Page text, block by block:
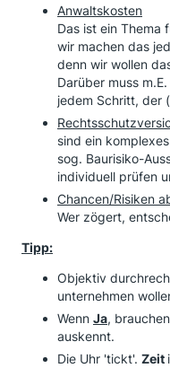
Anwaltskosten
Das ist ein Thema
wir machen das
denn wir wollen
Darüber muss
jedem Schritt, der
sind ein
sog. Baurisiko-
individuell prüfen
Chancen/Risiken
Wer zögert,
Tipp:
Objektiv
unternehmen
Wenn Ja,
auskennt.
Die Uhr 'tickt'. Zeit